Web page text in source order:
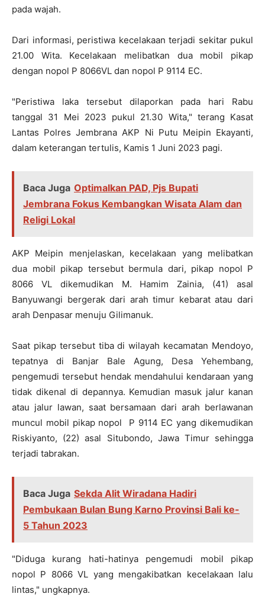
pada wajah.
Dari informasi, peristiwa kecelakaan terjadi sekitar pukul
21.00 Wita. Kecelakaan melibatkan dua mobil pikap
dengan nopol P 8066VL dan nopol P 9114 EC.
"Peristiwa laka tersebut dilaporkan pada hari Rabu
tanggal 31 Mei 2023 pukul 21.30 Wita," terang Kasat
Lantas Polres Jembrana AKP Ni Putu Meipin Ekayanti,
dalam keterangan tertulis, Kamis 1 Juni 2023 pagi.
Baca Juga Optimalkan PAD, Pjs Bupati
Jembrana Fokus Kembangkan Wisata Alam dan
Religi Lokal
AKP Meipin menjelaskan, kecelakaan yang melibatkan
dua mobil pikap tersebut bermula dari, pikap nopol P
8066 VL dikemudikan M. Hamim Zainia, (41) asal
Banyuwangi bergerak dari arah timur kebarat atau dari
arah Denpasar menuju Gilimanuk.
Saat pikap tersebut tiba di wilayah kecamatan Mendoyo,
tepatnya di Banjar Bale Agung, Desa Yehembang,
pengemudi tersebut hendak mendahului kendaraan yang
tidak dikenal di depannya. Kemudian masuk jalur kanan
atau jalur lawan, saat bersamaan dari arah berlawanan
muncul mobil pikap nopol P 9114 EC yang dikemudikan
Riskiyanto, (22) asal Situbondo, Jawa Timur sehingga
terjadi tabrakan.
Baca Juga Sekda Alit Wiradana Hadiri
Pembukaan Bulan Bung Karno Provinsi Bali ke-
5 Tahun 2023
"Diduga kurang hati-hatinya pengemudi mobil pikap
nopol P 8066 VL yang mengakibatkan kecelakaan lalu
lintas," ungkapnya.